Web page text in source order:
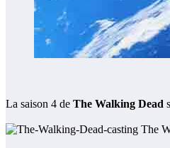
La saison 4 de The Walking Dead